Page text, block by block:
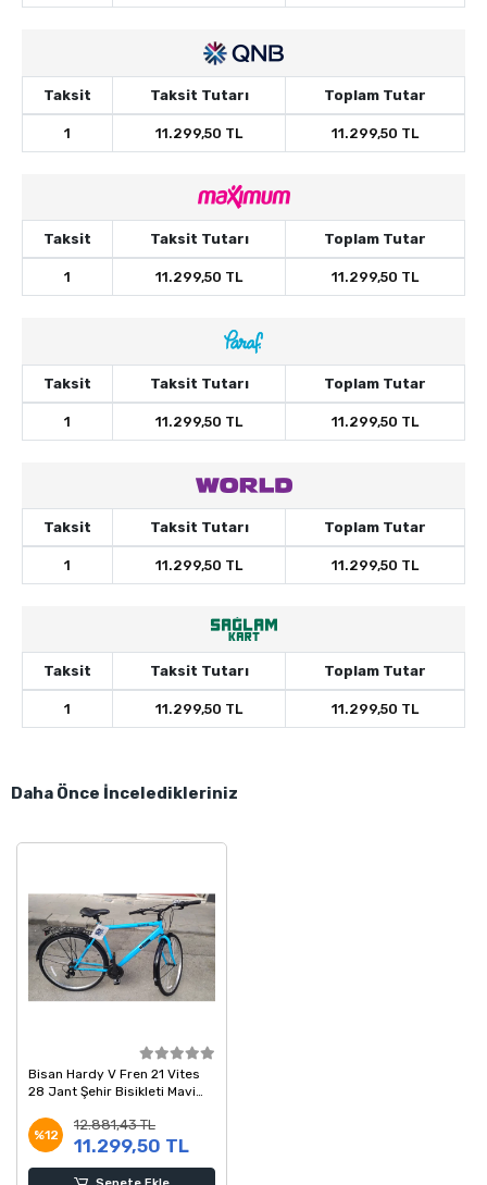
Taksit Taksit Tutarı Toplam Tutar
1 11.299,50 TL 11.299,50 TL
Taksit Taksit Tutarı Toplam Tutar
1 11.299,50 TL 11.299,50 TL
Taksit Taksit Tutarı Toplam Tutar
1 11.299,50 TL 11.299,50 TL
Taksit Taksit Tutarı Toplam Tutar
1 11.299,50 TL 11.299,50 TL
Taksit Taksit Tutarı Toplam Tutar
1 11.299,50 TL 11.299,50 TL
Daha Önce İnceledikleriniz
Bisan Hardy V Fren 21 Vites
28 Jant Şehir Bisikleti Mavi
%12
12.881,43 TL
11.299,50 TL